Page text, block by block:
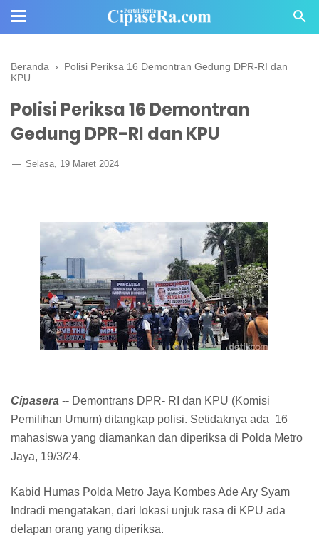
Beranda › Polisi Periksa 16 Demontran Gedung DPR-RI dan
KPU
Polisi Periksa 16 Demontran
Gedung DPR-RI dan KPU
Selasa, 19 Maret 2024
Cipasera -- Demontrans DPR- RI dan KPU (Komisi
Pemilihan Umum) ditangkap polisi. Setidaknya ada 16
mahasiswa yang diamankan dan diperiksa di Polda Metro
Jaya, 19/3/24.
Kabid Humas Polda Metro Jaya Kombes Ade Ary Syam
Indradi mengatakan, dari lokasi unjuk rasa di KPU ada
delapan orang yang diperiksa.